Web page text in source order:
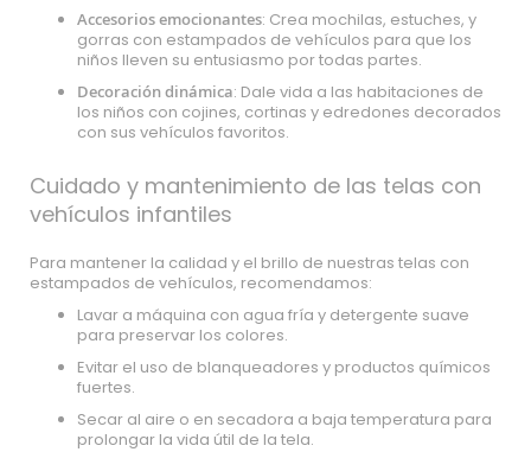
Accesorios emocionantes: Crea mochilas, estuches, y
gorras con estampados de vehículos para que los
niños lleven su entusiasmo por todas partes.
Decoración dinámica: Dale vida a las habitaciones de
los niños con cojines, cortinas y edredones decorados
con sus vehículos favoritos.
Cuidado y mantenimiento de las telas con
vehículos infantiles
Para mantener la calidad y el brillo de nuestras telas con
estampados de vehículos, recomendamos:
Lavar a máquina con agua fría y detergente suave
para preservar los colores.
Evitar el uso de blanqueadores y productos químicos
fuertes.
Secar al aire o en secadora a baja temperatura para
prolongar la vida útil de la tela.